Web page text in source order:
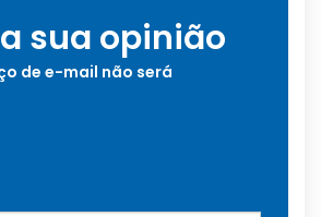
sua opinião
de e-mail não será